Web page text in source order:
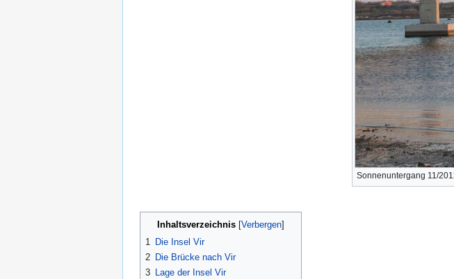
Sonnenuntergang 11/
Inhaltsverzeichnis
1
Die Insel Vir
2 Die Brücke nach Vir
3 Lage der Insel Vir